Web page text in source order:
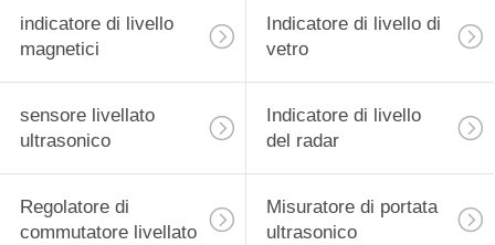
indicatore di livello
magnetici
Indicatore di livello di
vetro
sensore livellato
ultrasonico
Indicatore di livello
del radar
Regolatore di
commutatore livellato
Misuratore di portata
ultrasonico